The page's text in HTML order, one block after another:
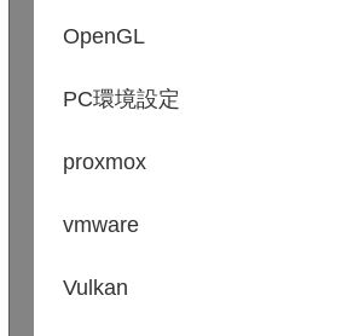
OpenGL
PC環境設定
proxmox
vmware
Vulkan